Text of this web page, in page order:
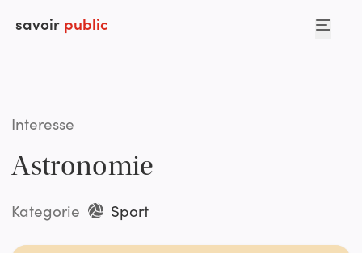
savoir public
Interesse
Astronomie
Kategorie Sport